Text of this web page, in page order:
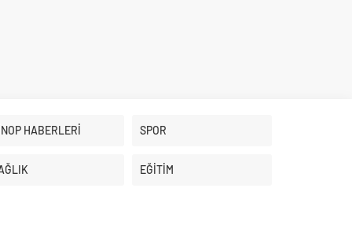
HABERLERİ SPOR
EĞİTİM